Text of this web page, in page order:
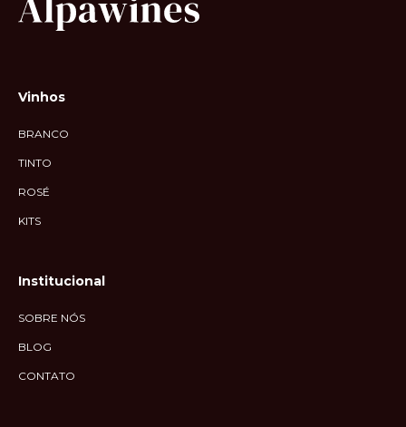
Vinhos
BRANCO
TINTO
ROSÉ
KITS
Institucional
SOBRE NÓS
BLOG
CONTATO